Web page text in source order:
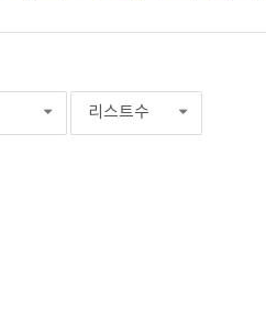
리스트수